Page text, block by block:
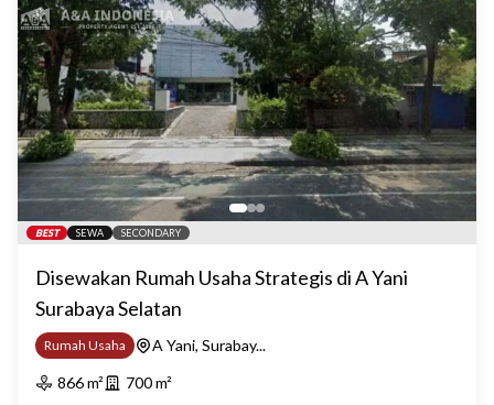
BEST SEWA SECONDARY
Disewakan Rumah Usaha Strategis di A Yani
Surabaya Selatan
Rumah Usaha
A Yani, Surabay...
866m² 700m²